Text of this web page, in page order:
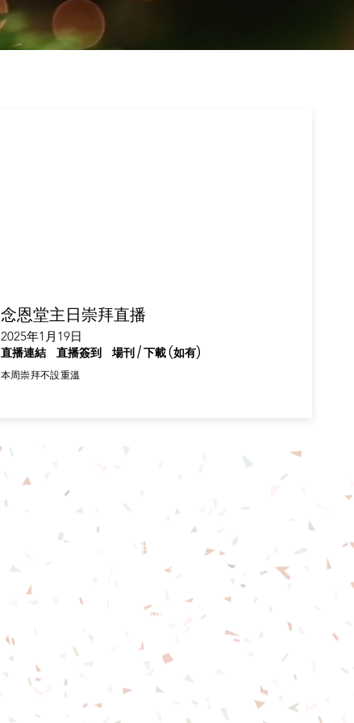
念恩堂主日崇拜直播
2025年1月19日
直播連結 直播簽到 場刊 / 下載 (如有)
本周崇拜不設重溫
基督教佈道中心念恩堂
Christian Evangelical Centre
香港油麻地廟街47-57號
3/F, Cheng Hong Buidling,
47-57 Temple Street,
電話/Tel：+852-23847312